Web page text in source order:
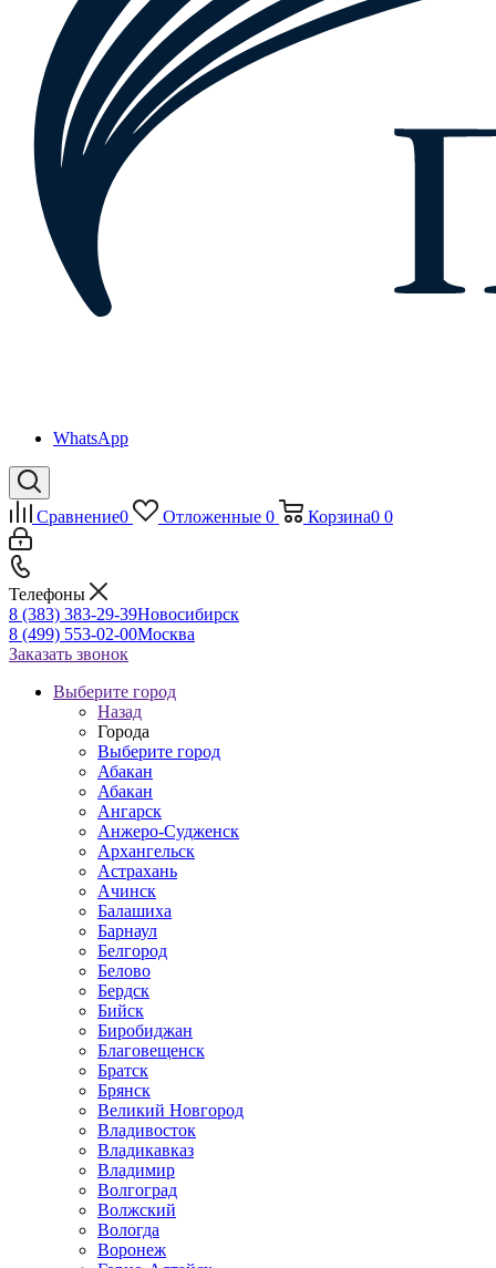
WhatsApp
Сравнение0 Отложенные 0 Корзина0 0
Телефоны
8 (383) 383-29-39Новосибирск
8 (499) 553-02-00Москва
Заказать звонок
Выберите город
Назад
Города
Выберите город
Абакан
Абакан
Ангарск
Анжеро-Судженск
Архангельск
Астрахань
Ачинск
Балашиха
Барнаул
Белгород
Белово
Бердск
Бийск
Биробиджан
Благовещенск
Братск
Брянск
Великий Новгород
Владивосток
Владикавказ
Владимир
Волгоград
Волжский
Вологда
Воронеж